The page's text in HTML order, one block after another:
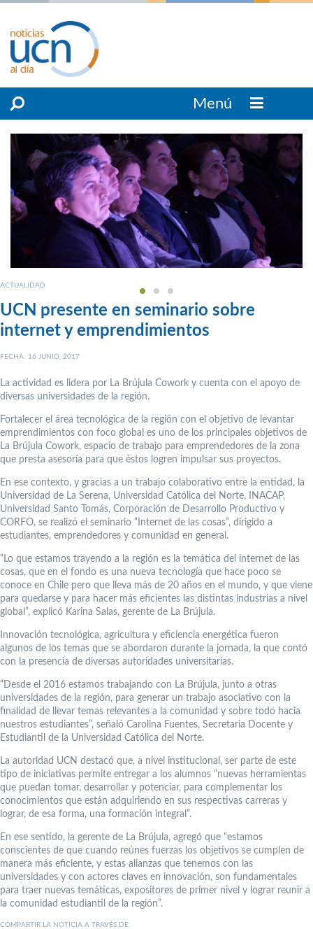
Menú
ACTUALIDAD
UCN presente en seminario sobre
internet y emprendimientos
FECHA: 16 JUNIO, 2017
La actividad es lidera por La Brújula Cowork y cuenta con el apoyo de
diversas universidades de la región.
Fortalecer el área tecnológica de la región con el objetivo de levantar
emprendimientos con foco global es uno de los principales objetivos de
La Brújula Cowork, espacio de trabajo para emprendedores de la zona
que presta asesoría para que éstos logren impulsar sus proyectos.
En ese contexto, y gracias a un trabajo colaborativo entre la entidad, la
Universidad de La Serena, Universidad Católica del Norte, INACAP,
Universidad Santo Tomás, Corporación de Desarrollo Productivo y
CORFO, se realizó el seminario “Internet de las cosas”, dirigido a
estudiantes, emprendedores y comunidad en general.
“Lo que estamos trayendo a la región es la temática del internet de las
cosas, que en el fondo es una nueva tecnología que hace poco se
conoce en Chile pero que lleva más de 20 años en el mundo, y que viene
para quedarse y para hacer más eficientes las distintas industrias a nivel
global”, explicó Karina Salas, gerente de La Brújula.
Innovación tecnológica, agricultura y eficiencia energética fueron
algunos de los temas que se abordaron durante la jornada, la que contó
con la presencia de diversas autoridades universitarias.
“Desde el 2016 estamos trabajando con La Brújula, junto a otras
universidades de la región, para generar un trabajo asociativo con la
finalidad de llevar temas relevantes a la comunidad y sobre todo hacia
nuestros estudiantes”, señaló Carolina Fuentes, Secretaria Docente y
Estudiantil de la Universidad Católica del Norte.
La autoridad UCN destacó que, a nivel institucional, ser parte de este
tipo de iniciativas permite entregar a los alumnos “nuevas herramientas
que puedan tomar, desarrollar y potenciar, para complementar los
conocimientos que están adquiriendo en sus respectivas carreras y
lograr, de esa forma, una formación integral”.
En ese sentido, la gerente de La Brújula, agregó que “estamos
conscientes de que cuando reúnes fuerzas los objetivos se cumplen de
manera más eficiente, y estas alianzas que tenemos con las
universidades y con actores claves en innovación, son fundamentales
para traer nuevas temáticas, expositores de primer nivel y lograr reunir a
la comunidad estudiantil de la región”.
COMPARTIR LA NOTICIA A TRAVÉS DE: